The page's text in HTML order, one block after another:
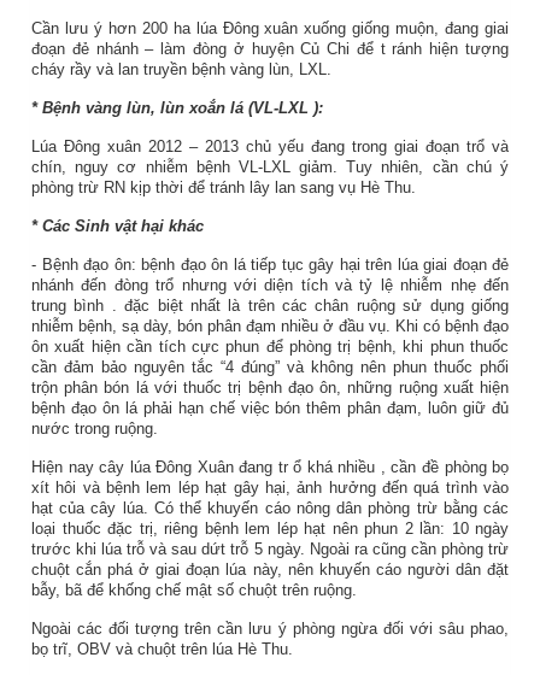
Cần lưu ý hơn 200 ha lúa Đông xuânxuống giống muộn,đang giai
đoạn đẻ nhánh – làm đòng ở huyện Củ Chi để t ránh hiện tượng
cháy rầy và lan truyền bệnh vàng lùn, LXL.
* Bệnh vàng lùn, lùn xoắn lá (VL-LXL ):
Lúa Đông xuân 2012 – 2013 chủ yếu đang trong giai đoạn trổ và
chín, nguy cơ nhiễm bệnh VL-LXL giảm. Tuy nhiên, cần chú ý
phòng trừ RN kịp thời để tránh lây lan sang vụ Hè Thu.
* Các Sinh vật hại khác
- Bệnh đạo ôn: bệnh đạo ôn lá tiếp tục gây hại trên lúa giai đoạn đẻ
nhánh đến đòng trổ nhưng với diện tích và tỷ lệ nhiễm nhẹ đến
trung bình
.đặc biệt nhất là trên các chân ruộng sử dụng giống
nhiễm bệnh, sạ dày, bón phân đạm nhiều ở đầu vụ. Khi có bệnh đạo
ôn xuất hiện cần tích cực phun để phòng trị bệnh, khi phun thuốc
cần đảm bảo nguyên tắc “4 đúng” và không nên phun thuốc phối
trộn phân bón lá với thuốc trị bệnh đạo ôn, những ruộng xuất hiện
bệnh đạo ôn lá phải hạn chế việc bón thêm phân đạm, luôn giữ đủ
nước trong ruộng.
Hiện nay cây lúa Đông Xuân đang tr ổ khá nhiều
, cần đề phòng bọ
xít hôi và bệnh lem lép hạt gây hại, ảnh hưởng đến quá trình vào
hạt của cây lúa. Có thể khuyến cáo nông dân phòng trừ bằng các
loại thuốc đặc trị, riêng bệnh lem lép hạt nên phun 2 lần: 10 ngày
trước khi lúa trỗ và sau dứt trỗ 5 ngày. Ngoài ra cũng cần phòng trừ
chuột cắn phá ở giai đoạn lúa này, nên khuyến cáo người dân đặt
bẫy, bã để khống chế mật số chuột trên ruộng.
Ngoài các đối tượng trên cần lưu ý phòng ngừa đối với sâu phao,
bọ trĩ, OBV và chuột trên lúa Hè Thu.